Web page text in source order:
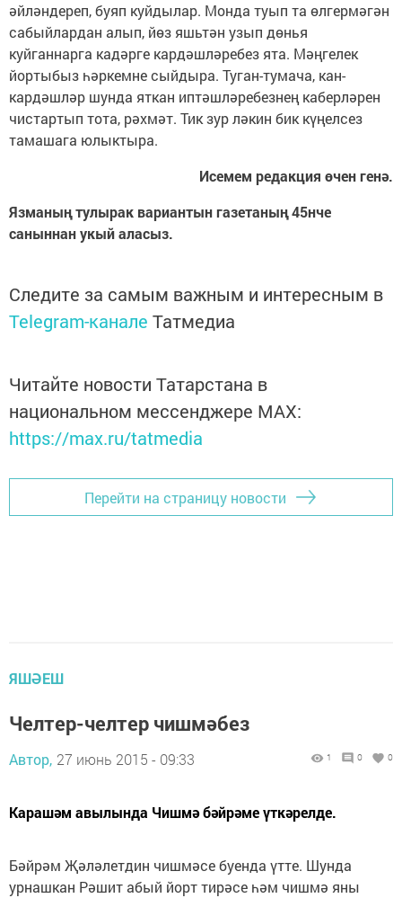
әйләндереп, буяп куйдылар. Монда туып та өлгермәгән
сабыйлардан алып, йөз яшьтән узып дөнья
куйганнарга кадәрге кардәшләребез ята. Мәңгелек
йортыбыз һәркемне сыйдыра. Туган-тумача, кан-
кардәшләр шунда яткан иптәшләребезнең каберләрен
чистартып тота, рәхмәт. Тик зур ләкин бик күңелсез
тамашага юлыктыра.
Исемем редакция өчен генә.
Язманың тулырак вариантын газетаның 45нче
саныннан укый аласыз.
Следите за самым важным и интересным в
Telegram-канале Татмедиа
Читайте новости Татарстана в
национальном мессенджере MАХ:
https://max.ru/tatmedia
Перейти на страницу новости
ЯШӘЕШ
Челтер-челтер чишмәбез
Автор, 27 июнь 2015 - 09:33 1 0 0
Карашәм авылында Чишмә бәйрәме үткәрелде.
Бәйрәм Җәләлетдин чишмәсе буенда үтте. Шунда
урнашкан Рәшит абый йорт тирәсе һәм чишмә яны